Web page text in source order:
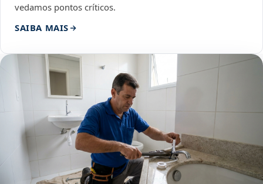
vedamos pontos críticos.
SAIBA MAIS